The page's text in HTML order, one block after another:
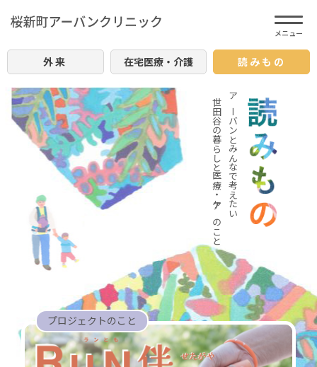
外来 在宅医療・介護 読みもの
アーバンとみんなで考えたい
世田谷の暮らしと医療・ケアのこと
プロジェクトのこと